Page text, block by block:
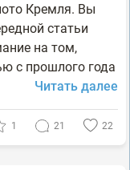
Кремля. Вы
статьи
на том,
с прошлого года
Читать далее
1 21 22